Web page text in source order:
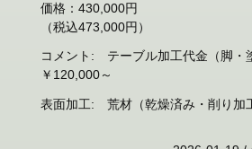
価格：430,000円
（税込473,000円）
コメント: テーブル加工代金（脚・
￥120,000～
表面加工: 荒材（乾燥済み・削り加